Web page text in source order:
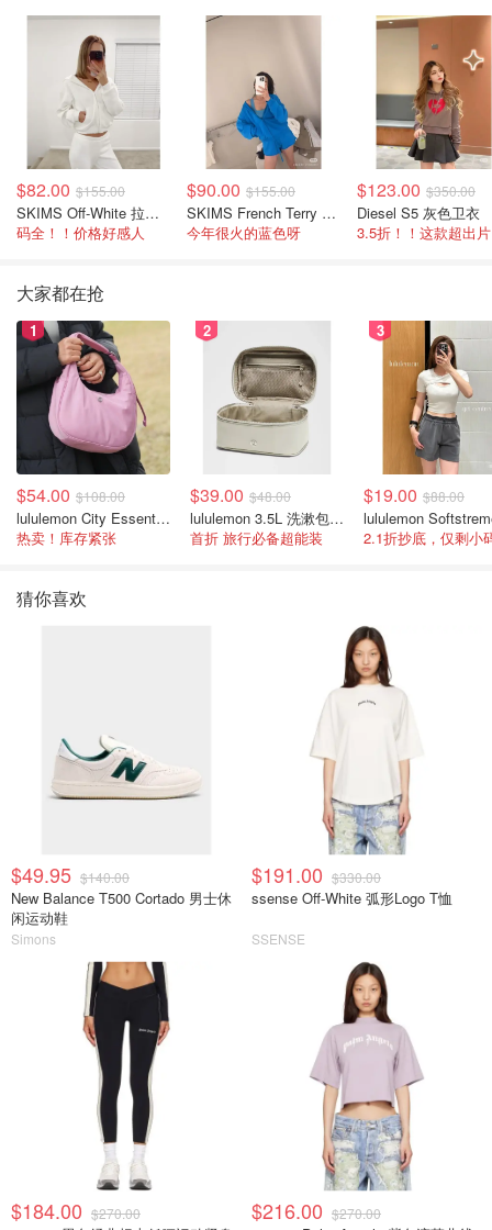
$82.00 $155.00
SKIMS Off-White 拉链卫衣 羊毛
码全！！价格好感人
$90.00 $155.00
SKIMS French Terry 拉链连帽卫衣 蓝色
今年很火的蓝色呀
$123.00 $350.00
Diesel S5 灰色卫衣
3.5折！！这款超出片
大家都在抢
1
$54.00 $108.00
lululemon City Essentials 肩背包 4L
热卖！库存紧张
2
$39.00 $48.00
lululemon 3.5L 洗漱包/盒子包
首折 旅行必备超能装
3
$19.00 $88.00
2.1折抄底，仅剩小
猜你喜欢
$49.95 $140.00
New Balance T500 Cortado 男士休
闲运动鞋
Simons
$191.00 $330.00
ssense Off-White 弧形Logo T恤
SSENSE
$184.00 $270.00 $216.00 $270.00